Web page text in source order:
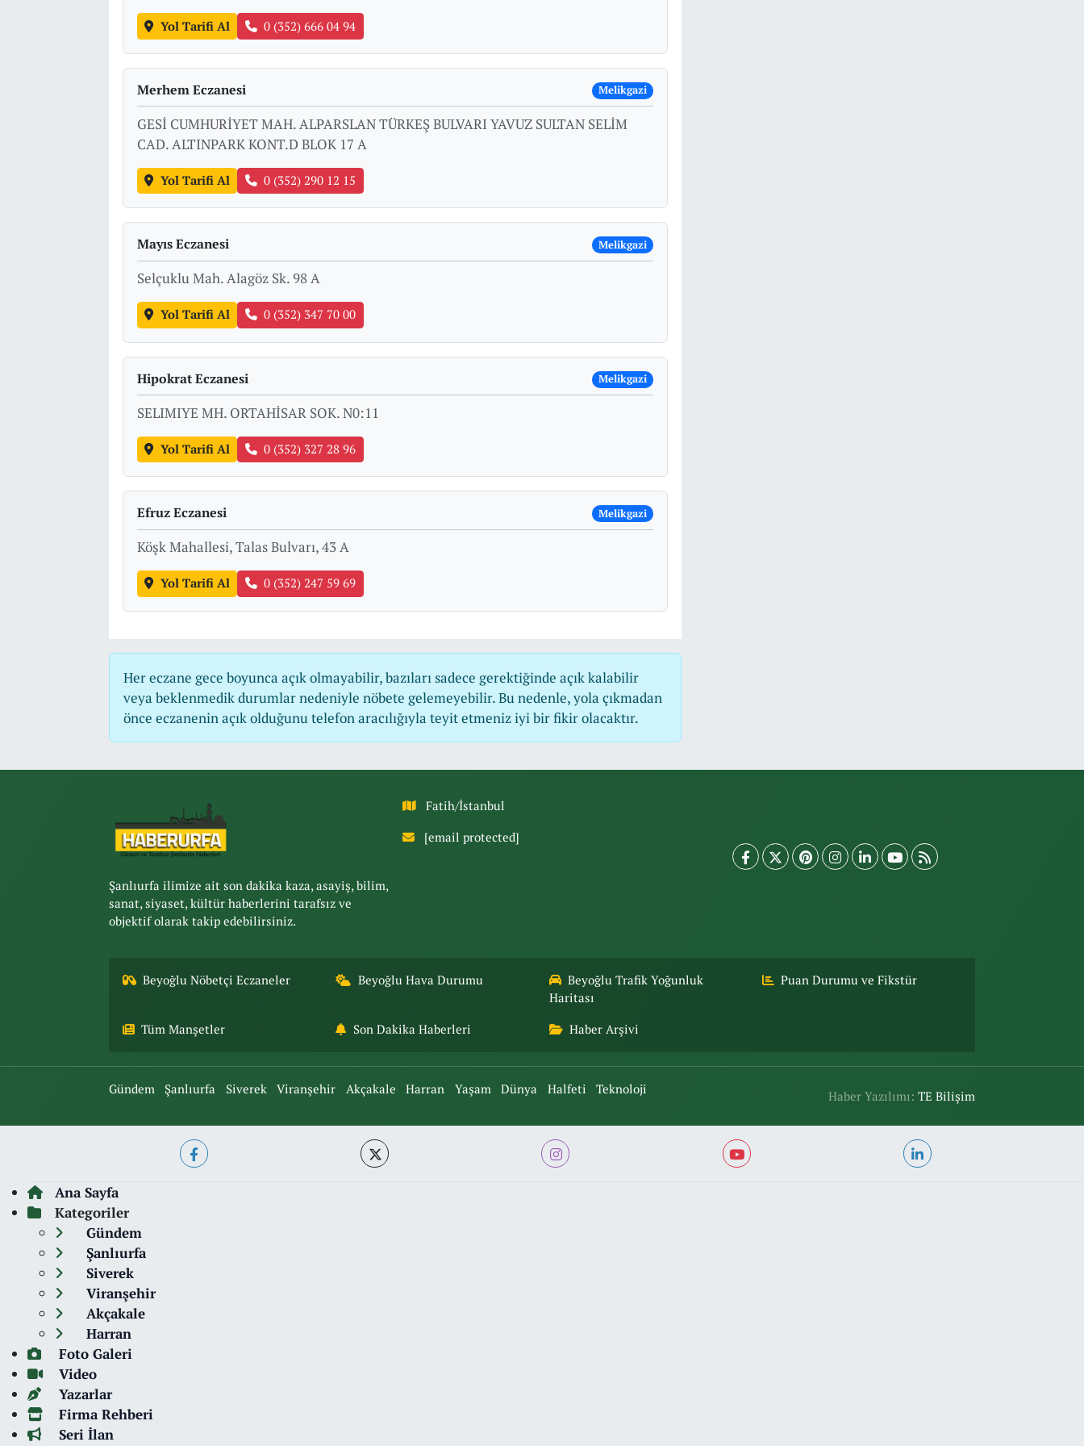
Yol Tarifi Al 0 (352) 666 04 94
Merhem Eczanesi Melikgazi
GESİ CUMHURİYET MAH. ALPARSLAN TÜRKEŞ BULVARI YAVUZ SULTAN SELİM
CAD. ALTINPARK KONT.D BLOK 17 A
Yol Tarifi Al 0 (352) 290 12 15
Mayıs Eczanesi Melikgazi
Selçuklu Mah. Alagöz Sk. 98 A
Yol Tarifi Al 0 (352) 347 70 00
Hipokrat Eczanesi Melikgazi
SELIMIYE MH. ORTAHİSAR SOK. N0:11
Yol Tarifi Al 0 (352) 327 28 96
Efruz Eczanesi Melikgazi
Köşk Mahallesi, Talas Bulvarı, 43 A
Yol Tarifi Al 0 (352) 247 59 69
Her eczane gece boyunca açık olmayabilir, bazıları sadece gerektiğinde açık kalabilir
veya beklenmedik durumlar nedeniyle nöbete gelemeyebilir. Bu nedenle, yola çıkmadan
önce eczanenin açık olduğunu telefon aracılığıyla teyit etmeniz iyi bir fikir olacaktır.
Şanlıurfa ilimize ait son dakika kaza, asayiş, bilim,
sanat, siyaset, kültür haberlerini tarafsız ve
objektif olarak takip edebilirsiniz.
Fatih/İstanbul
[email protected]
Beyoğlu Nöbetçi Eczaneler Beyoğlu Hava Durumu
Beyoğlu Trafik Yoğunluk
Haritası
Puan Durumu ve Fikstür
Tüm Manşetler Son Dakika Haberleri Haber Arşivi
Gündem Şanlıurfa Siverek Viranşehir Akçakale Harran Yaşam Dünya Halfeti Teknoloji Haber Yazılımı:TE Bilişim
Ana Sayfa
Kategoriler
Gündem
Şanlıurfa
Siverek
Viranşehir
Akçakale
Harran
Foto Galeri
Video
Yazarlar
Firma Rehberi
Seri İlan